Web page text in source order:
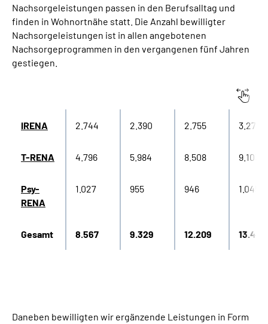
Nachsorgeleistungen passen in den Berufsalltag und
finden in Wohnortnähe statt. Die Anzahl bewilligter
Nachsorgeleistungen ist in allen angebotenen
Nachsorgeprogrammen in den vergangenen fünf Jahren
gestiegen.
2022
IRENA 2.744 2.390 2.755 3.272
T-RENA 4.796 5.984 8.508 9.103
Psy-
RENA
1.027 955 946 1.045
Gesamt 8.567 9.329 12.209 13.420
Daneben bewilligten wir ergänzende Leistungen in Form